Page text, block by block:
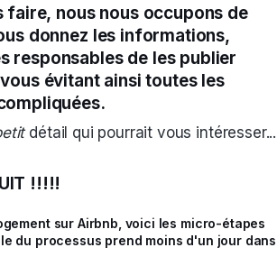
faire, nous nous occupons de
donnez les informations,
responsables de les publier
évitant ainsi toutes les
détail qui pourrait vous intéresser...
!!!!!
sur Airbnb, voici les micro-étapes
du processus prend moins d'un jour dans